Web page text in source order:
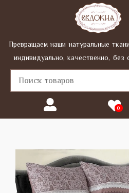
Превращаем наши натуральные
индивидуально, качественно, без
0